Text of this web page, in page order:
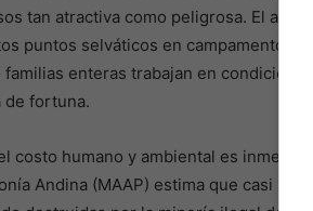
tan atractiva como peligrosa. El
puntos selváticos en campamentos
familias enteras trabajan en
de fortuna.
costo humano y ambiental es
Andina (MAAP) estima que casi